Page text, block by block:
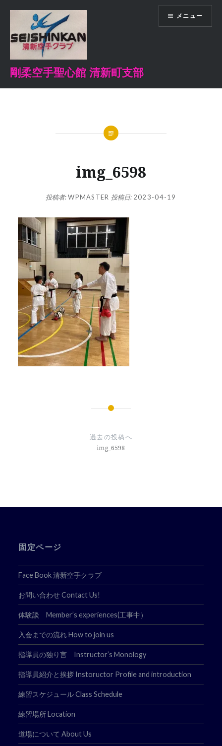
剛柔空手聖心館 清新町支部
メニュー
img_6598
投稿者:WPMASTER 投稿日: 2023-04-19
ー
過去の投稿へ
img_6598
固定ページ
Face Book 清新空手クラブ
お問い合わせ Contact Us!
体験談 Member’s experiences(工事中）
入会までの流れ How to join us
指導員の独り言 Instructor’s Monology
指導員紹介と挨拶 Instoructor Profile and introduction
練習スケジュール Class Schedule
練習場所 Location
道場について About Us